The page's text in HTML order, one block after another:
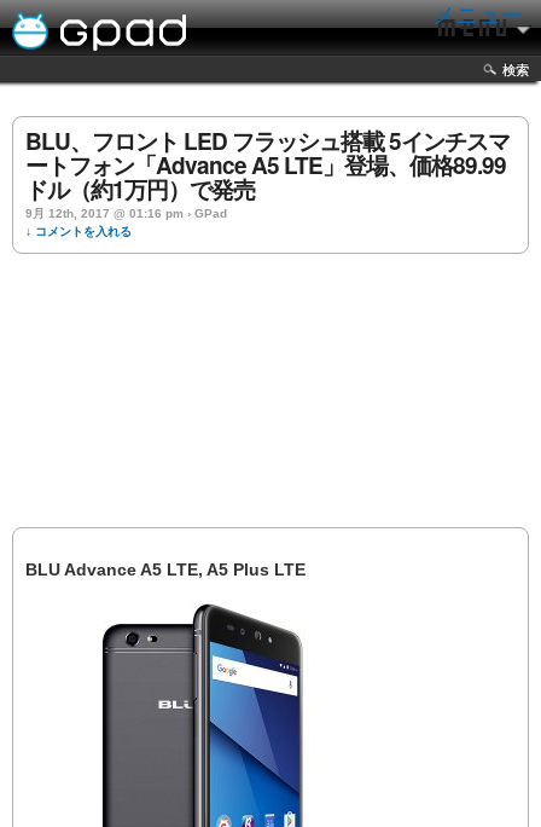
メニュー
検索
BLU、フロント LED フラッシュ搭載 5インチスマ
ートフォン「Advance A5 LTE」登場、価格89.99
ドル（約1万円）で発売
9月 12th, 2017 @ 01:16 pm › GPad
↓ コメントを入れる
BLU Advance A5 LTE, A5 Plus LTE